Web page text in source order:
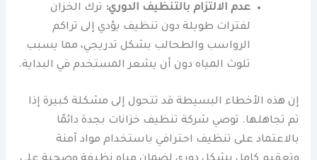
عدم الالتزام بالتنظيف الدوري: ترك الخزان
لفترات طويلة دون تنظيف يؤدي إلى تراكم
الرواسب والطحالب بشكل تدريجي، مما يسبب
تلوث المياه دون أن يشعر المستخدم في البداية.
إن هذه الأخطاء البسيطة قد تتحول إلى مشكلة كبيرة إذا
تم تجاهلها. توصي شركة تنظيف خزانات بجدة دائمًا
بالاعتماد على تنظيف احترافي باستخدام مواد آمنة